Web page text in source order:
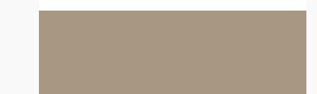
osudu - pohodový šefík Meďo, dobrá parti ...